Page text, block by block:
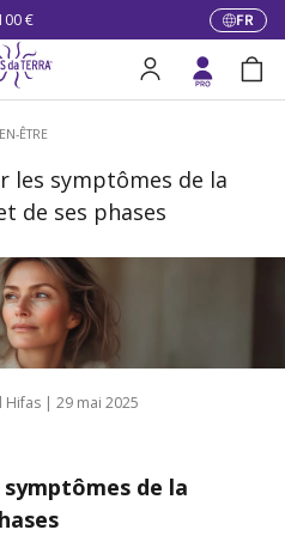
€
DE 9h30 À 12h30.
Langue
FR
Se connecter
ÊTRE
les symptômes de la
de ses phases
Hifas | 29 mai 2025
de la